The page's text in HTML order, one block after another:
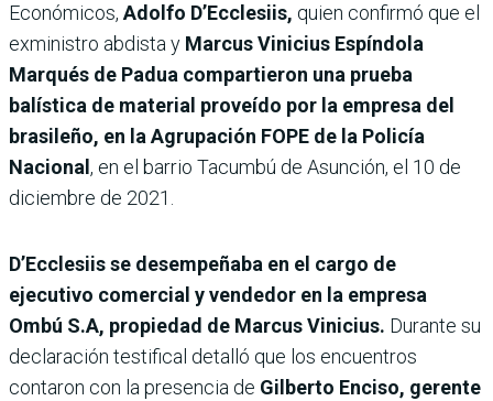
Económicos, Adolfo D’Ecclesiis, quien confirmó que el
exministro abdista y Marcus Vinicius Espíndola
Marqués de Padua compartieron una prueba
balística de material proveído por la empresa del
brasileño, en la Agrupación FOPE de la Policía
Nacional , en el barrio Tacumbú de Asunción, el 10 de
diciembre de 2021.
D’Ecclesiis se desempeñaba en el cargo de
ejecutivo comercial y vendedor en la empresa
Ombú S.A, propiedad de Marcus Vinicius. Durante su
declaración testifical detalló que los encuentros
contaron con la presencia de Gilberto Enciso, gerente